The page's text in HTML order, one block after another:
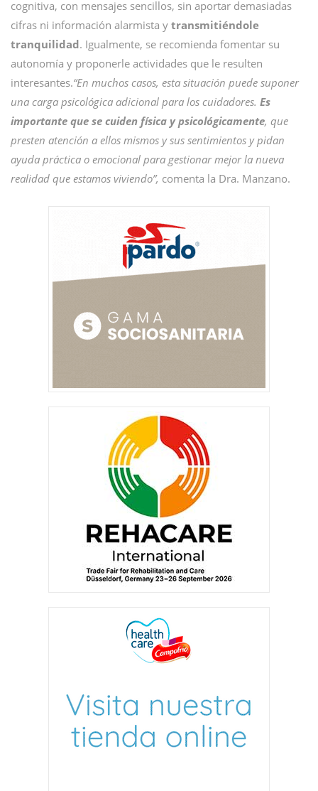
cognitiva, con mensajes sencillos, sin aportar demasiadas
cifras ni información alarmista y transmitiéndole
tranquilidad. Igualmente, se recomienda fomentar su
autonomía y proponerle actividades que le resulten
interesantes.“En muchos casos, esta situación puede suponer
una carga psicológica adicional para los cuidadores. Es
importante que se cuiden física y psicológicamente, que
presten atención a ellos mismos y sus sentimientos y pidan
ayuda práctica o emocional para gestionar mejor la nueva
realidad que estamos viviendo”, comenta la Dra. Manzano.